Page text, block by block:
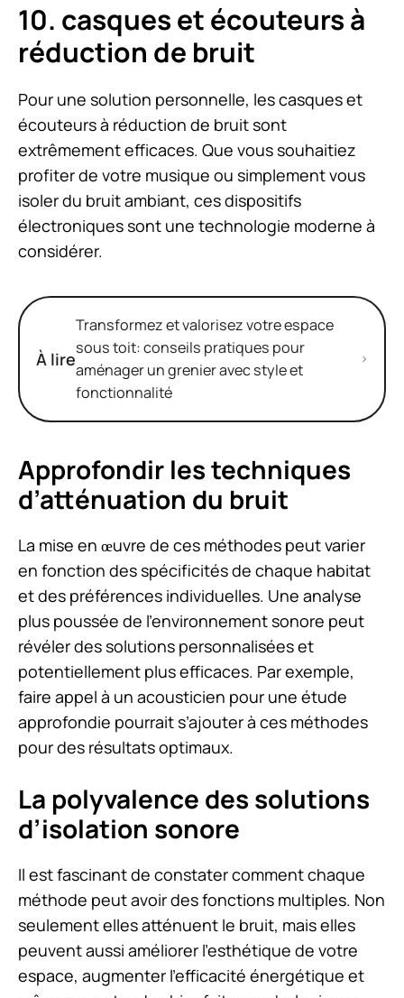
10. casques et écouteurs à
réduction de bruit
Pour une solution personnelle, les casques et
écouteurs à réduction de bruit sont
extrêmement efficaces. Que vous souhaitiez
profiter de votre musique ou simplement vous
isoler du bruit ambiant, ces dispositifs
électroniques sont une technologie moderne à
considérer.
À lire
Transformez et valorisez votre espace
sous toit: conseils pratiques pour
aménager un grenier avec style et
fonctionnalité
Approfondir les techniques
d’atténuation du bruit
La mise en œuvre de ces méthodes peut varier
en fonction des spécificités de chaque habitat
et des préférences individuelles. Une analyse
plus poussée de l’environnement sonore peut
révéler des solutions personnalisées et
potentiellement plus efficaces. Par exemple,
faire appel à un acousticien pour une étude
approfondie pourrait s’ajouter à ces méthodes
pour des résultats optimaux.
La polyvalence des solutions
d’isolation sonore
Il est fascinant de constater comment chaque
méthode peut avoir des fonctions multiples. Non
seulement elles atténuent le bruit, mais elles
peuvent aussi améliorer l’esthétique de votre
espace, augmenter l’efficacité énergétique et